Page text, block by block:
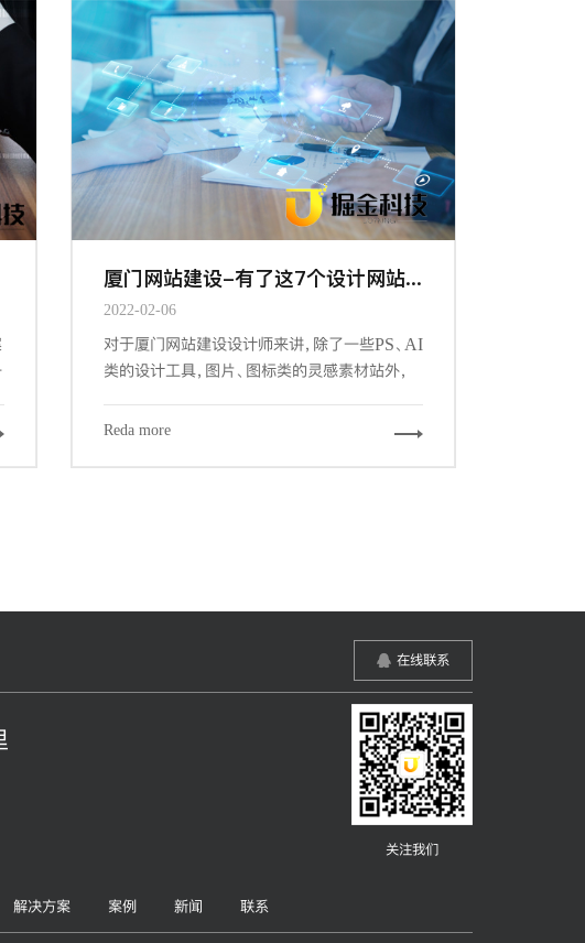
厦门网站建设-有了这7个设计网站&工具，做设计更有谱了
2022-02-06
对于厦门网站建设设计师来讲，除了一些PS、AI
类的设计工具，图片、图标类的灵感素材站外，
速的，更游刃有余的完成我们的设计工作。下面
Reda more
在线联系
关注我们
解决方案 案例 新闻 联系